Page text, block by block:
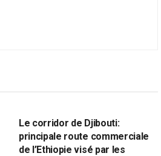
Le corridor de Djibouti:
principale route commerciale
de l’Ethiopie visé par les